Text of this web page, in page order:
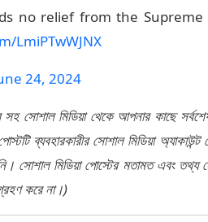
no relief from the
LmiPTwWJNX
24, 2024
সোশাল মিডিয়া থেকে আপনার কাছে
ব্যবহারকারীর সোশাল মিডিয়া
সোশাল মিডিয়া পোস্টের মতামত এবং তথ্য
করে না।)